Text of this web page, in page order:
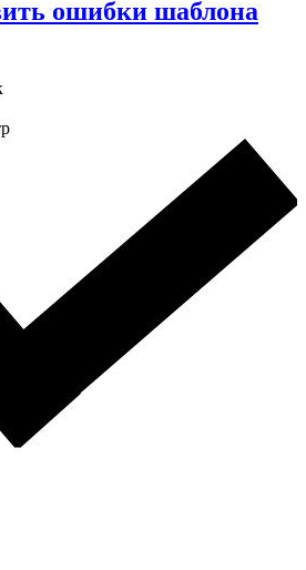
ошибки шаблона